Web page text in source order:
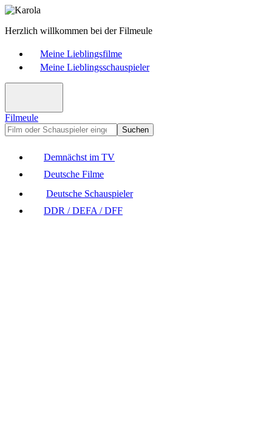
Herzlich willkommen bei der Filmeule
Meine Lieblingsfilme
Meine Lieblingsschauspieler
Filmeule
Suchen
Demnächst im TV
Deutsche Filme
Deutsche Schauspieler
DDR / DEFA / DFF